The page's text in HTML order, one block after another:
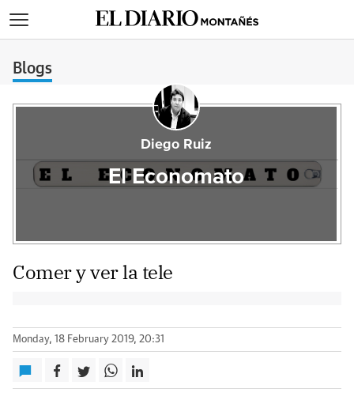
Blogs
Diego Ruiz
El Economato
Comer y ver la tele
Monday, 18 February 2019, 20:31